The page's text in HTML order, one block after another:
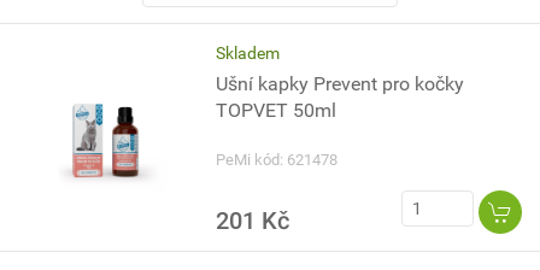
Skladem
Ušní kapky Prevent pro kočky
TOPVET 50ml
PeMi kód: 621478
201 Kč